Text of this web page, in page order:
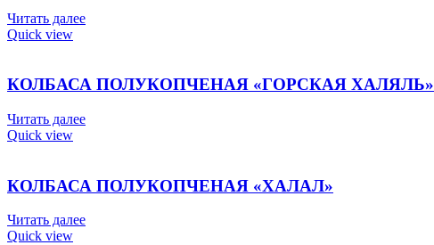
Читать далее
Quick view
КОЛБАСА ПОЛУКОПЧЕНАЯ «ГОРСКАЯ ХАЛЯЛЬ»
Читать далее
Quick view
КОЛБАСА ПОЛУКОПЧЕНАЯ «ХАЛАЛ»
Читать далее
Quick view